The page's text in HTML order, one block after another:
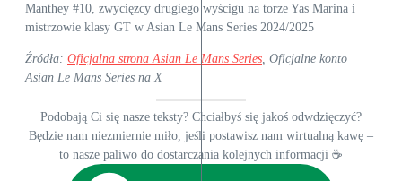
Manthey #10, zwycięzcy drugiego wyścigu na torze Yas Marina i
mistrzowie klasy GT w Asian Le Mans Series 2024/2025
Źródła: Oficjalna strona Asian Le Mans Series , Oficjalne konto
Asian Le Mans Series na X
Podobają Ci się nasze teksty? Chciałbyś się jakoś odwdzięczyć?
Będzie nam niezmiernie miło, jeśli postawisz nam wirtualną kawę –
to nasze paliwo do dostarczania kolejnych informacji ☕